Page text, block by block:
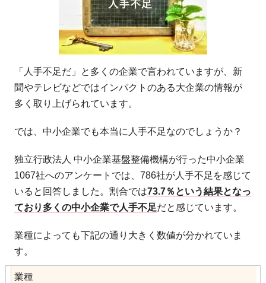
「人手不足だ」と多くの企業で言われていますが、新
聞やテレビなどではインパクトのある大企業の情報が
多く取り上げられています。
では、中小企業でも本当に人手不足なのでしょうか？
独立行政法人 中小企業基盤整備機構が行った中小企業
1067社へのアンケートでは、786社が人手不足を感じて
いると回答しました。割合では73.7％という結果となっ
ており多くの中小企業で人手不足だと感じています。
業種によっても下記の通り大きく数値が分かれていま
す。
業種